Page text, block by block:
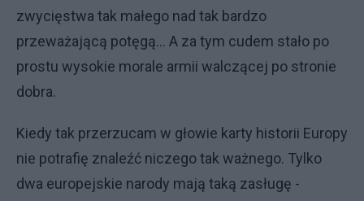
zwycięstwa tak małego nad tak bardzo
przeważającą potęgą... A za tym cudem stało po
prostu wysokie morale armii walczącej po stronie
dobra.
Kiedy tak przerzucam w głowie karty historii Europy
nie potrafię znaleźć niczego tak ważnego. Tylko
dwa europejskie narody mają taką zasługę -